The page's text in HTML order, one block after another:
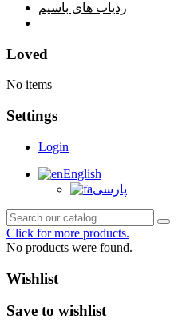
ردیاب های باسیم
Loved
No items
Settings
Login
English
پارسی
Click for more products.
No products were found.
Wishlist
Save to wishlist